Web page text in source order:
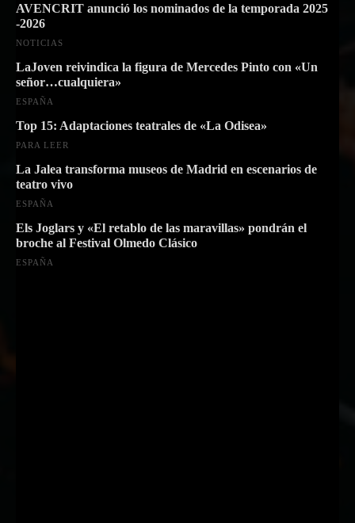
AVENCRIT anunció los nominados de la temporada 2025
-2026
NOTICIAS
LaJoven reivindica la figura de Mercedes Pinto con «Un
señor…cualquiera»
ESPAÑA
Top 15: Adaptaciones teatrales de «La Odisea»
PARA LEER
La Jalea transforma museos de Madrid en escenarios de
teatro vivo
ESPAÑA
Els Joglars y «El retablo de las maravillas» pondrán el
broche al Festival Olmedo Clásico
ESPAÑA